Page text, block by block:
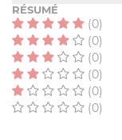
RÉSUMÉ
(0)
(0)
(0)
(0)
(0)
(0)